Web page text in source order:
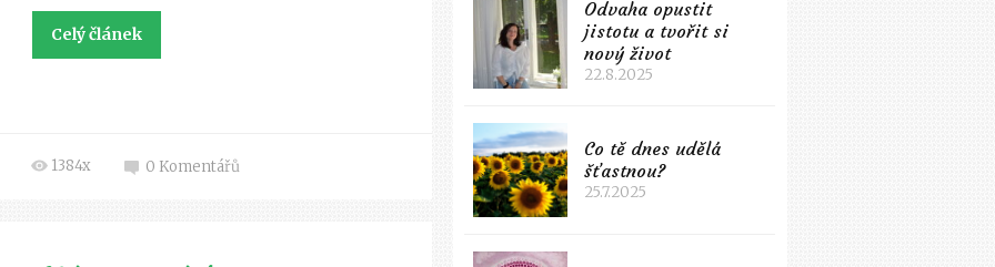
Celý článek
1384x 0 Komentářů
Odvaha opustit
jistotu a tvořit si
nový život
22.8.2025
Co tě dnes udělá
šťastnou?
25.7.2025